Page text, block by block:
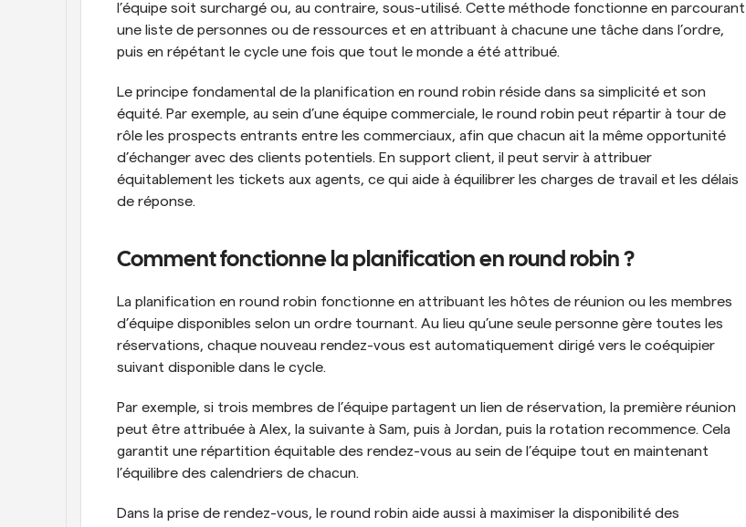
l’équipe soit surchargé ou, au contraire, sous-utilisé. Cette méthode fonctionne en parcourant
une liste de personnes ou de ressources et en attribuant à chacune une tâche dans l’ordre,
puis en répétant le cycle une fois que tout le monde a été attribué.
Le principe fondamental de la planification en round robin réside dans sa simplicité et son
équité. Par exemple, au sein d’une équipe commerciale, le round robin peut répartir à tour de
rôle les prospects entrants entre les commerciaux, afin que chacun ait la même opportunité
d’échanger avec des clients potentiels. En support client, il peut servir à attribuer
équitablement les tickets aux agents, ce qui aide à équilibrer les charges de travail et les délais
de réponse.
Comment fonctionne la planification en round robin ?
La planification en round robin fonctionne en attribuant les hôtes de réunion ou les membres
d’équipe disponibles selon un ordre tournant. Au lieu qu’une seule personne gère toutes les
réservations, chaque nouveau rendez-vous est automatiquement dirigé vers le coéquipier
suivant disponible dans le cycle.
Par exemple, si trois membres de l’équipe partagent un lien de réservation, la première réunion
peut être attribuée à Alex, la suivante à Sam, puis à Jordan, puis la rotation recommence. Cela
garantit une répartition équitable des rendez-vous au sein de l’équipe tout en maintenant
l’équilibre des calendriers de chacun.
Dans la prise de rendez-vous, le round robin aide aussi à maximiser la disponibilité des